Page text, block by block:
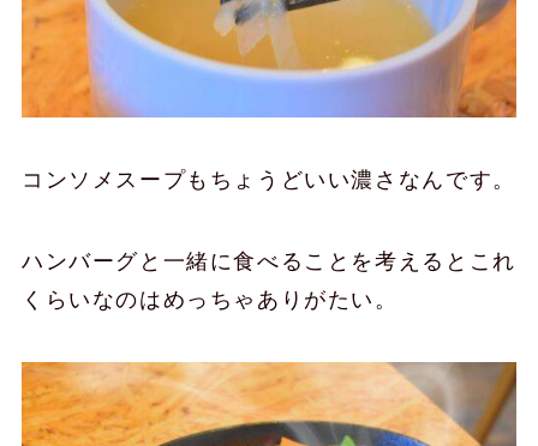
コンソメスープもちょうどいい濃さなんです。
ハンバーグと一緒に食べることを考えるとこれ
くらいなのはめっちゃありがたい。